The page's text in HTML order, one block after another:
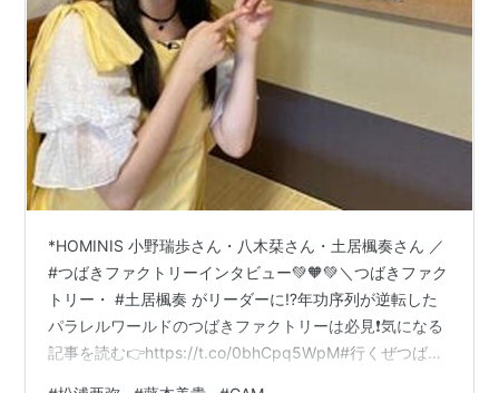
*HOMINIS 小野瑞歩さん・八木栞さん・土居楓奏さん ／
#つばきファクトリーインタビュー💚🧡💚＼つばきファク
トリー・ #土居楓奏 がリーダーに⁉年功序列が逆転した
パラレルワールドのつばきファクトリーは必見❗気になる
記事を読む👉https://t.co/0bhCpq5WpM#行くぜつばき